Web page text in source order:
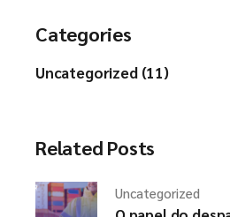
Categories
Uncategorized (11)
Related Posts
Uncategorized